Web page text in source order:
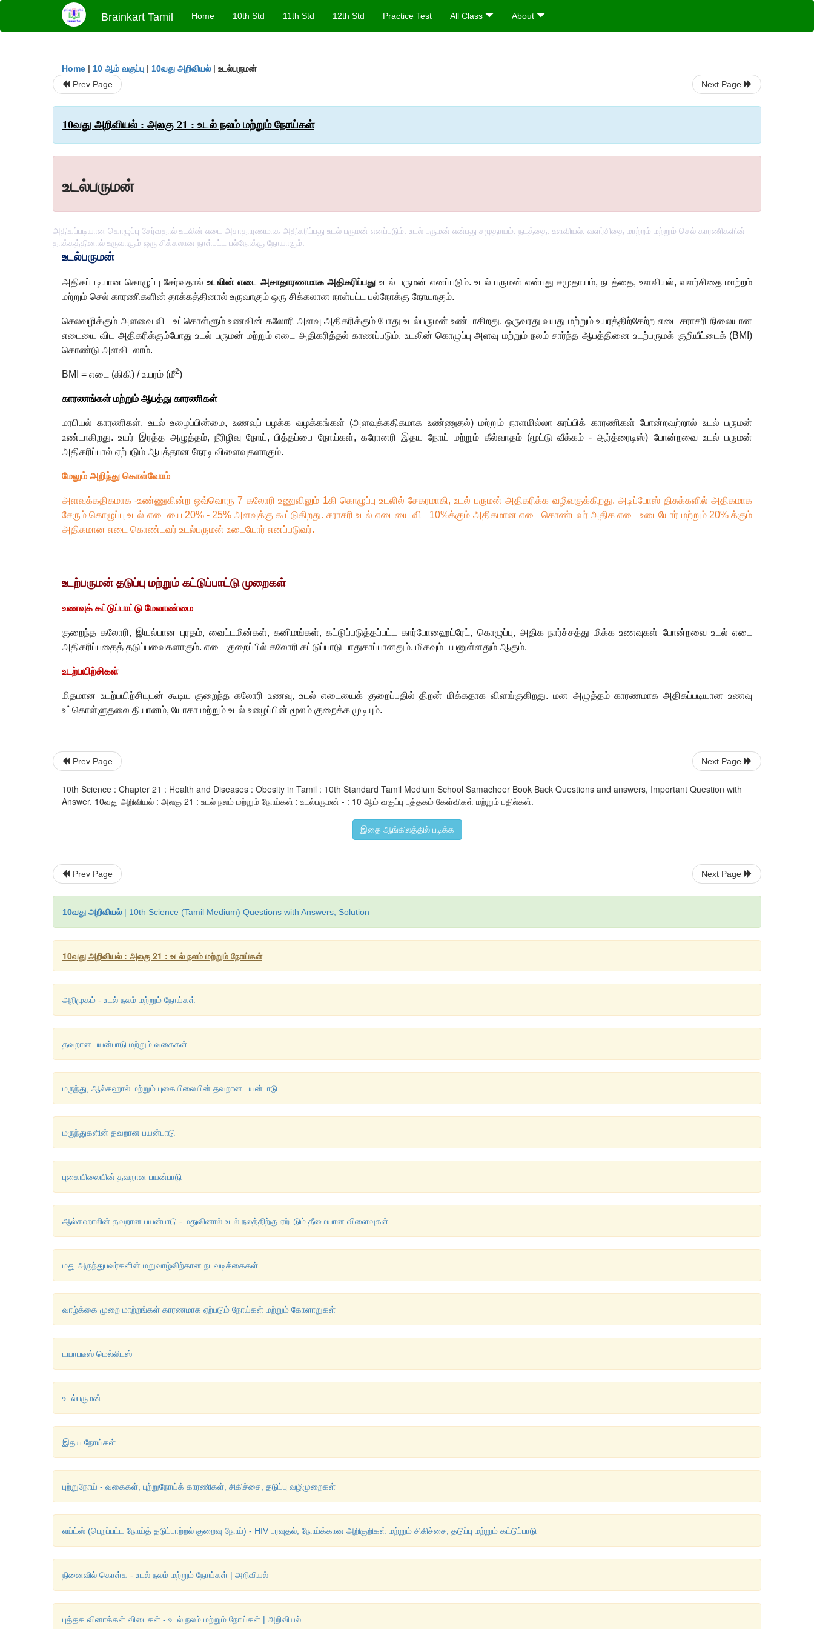
Brainkart Tamil Home 10th Std 11th Std 12th Std Practice Test All Class About
Home | 10 ஆம் வகுப்பு | 10வது அறிவியல் | உடல்பருமன்
Prev Page Next Page
10வது அறிவியல் : அலகு 21 : உடல் நலம் மற்றும் நோய்கள்
உடல்பருமன்
அதிகப்படியான கொழுப்பு சேர்வதால் உடலின் எடை அசாதாரணமாக அதிகரிப்பது உடல் பருமன் எனப்படும். உடல் பருமன் என்பது சமுதாயம், நடத்தை, உளவியல், வளர்சிதை மாற்றம் மற்றும் செல் காரணிகளின்
தாக்கத்தினால் உருவாகும் ஒரு சிக்கலான நாள்பட்ட பல்நோக்கு நோயாகும்.
உடல்பருமன்
அதிகப்படியான கொழுப்பு சேர்வதால்உடலின் எடை அசாதாரணமாக அதிகரிப்பது உடல் பருமன் எனப்படும். உடல் பருமன் என்பது சமுதாயம், நடத்தை, உளவியல், வளர்சிதை மாற்றம்
மற்றும் செல் காரணிகளின் தாக்கத்தினால் உருவாகும் ஒரு சிக்கலான நாள்பட்ட பல்நோக்கு நோயாகும்.
செலவழிக்கும் அளவை விட உட்கொள்ளும் உணவின் கலோரி அளவு அதிகரிக்கும் போது உடல்பருமன் உண்டாகிறது. ஒருவரது வயது மற்றும் உயரத்திற்கேற்ற எடை சராசரி நிலையான
எடையை விட அதிகரிக்கும்போது உடல் பருமன் மற்றும் எடை அதிகரித்தல் காணப்படும். உடலின் கொழுப்பு அளவு மற்றும் நலம் சார்ந்த ஆபத்தினை உடற்பருமக் குறியீட்டைக் (BMI)
கொண்டு அளவிடலாம்.
BMI = எடை (கிகி) / உயரம் (மீ2)
காரணங்கள் மற்றும் ஆபத்து காரணிகள்
மரபியல் காரணிகள், உடல் உழைப்பின்மை, உணவுப் பழக்க வழக்கங்கள் (அளவுக்கதிகமாக உண்ணுதல்) மற்றும் நாளமில்லா சுரப்பிக் காரணிகள் போன்றவற்றால் உடல் பருமன்
உண்டாகிறது. உயர் இரத்த அழுத்தம், நீரிழிவு நோய்,பித்தப்பை நோய்கள், கரோனரி இதய நோய் மற்றும் கீல்வாதம் (மூட்டு வீக்கம் - ஆர்த்ரைடிஸ்) போன்றவை உடல் பருமன்
அதிகரிப்பால் ஏற்படும் ஆபத்தான நேரடி விளைவுகளாகும்.
மேலும் அறிந்து கொள்வோம்
அளவுக்கதிகமாக -உண்ணுகின்ற ஒவ்வொரு7 கலோரி உணுவிலும் 1கி கொழுப்பு உடலில் சேகரமாகி,உடல் பருமன் அதிகரிக்க வழிவகுக்கிறது. அடிப்போஸ் திசுக்களில் அதிகமாக
சேரும் கொழுப்பு உடல் எடையை 20% - 25% அளவுக்கு கூட்டுகிறது. சராசரி உடல் எடையை விட 10%க்கும் அதிகமான எடை கொண்டவர் அதிக எடை உடையோர் மற்றும் 20%க்கும்
அதிகமான எடை கொண்டவர் உடல்பருமன் உடையோர் எனப்படுவர்.
உடற்பருமன் தடுப்பு மற்றும் கட்டுப்பாட்டு முறைகள்
உணவுக் கட்டுப்பாட்டு மேலாண்மை
குறைந்த கலோரி, இயல்பான புரதம், வைட்டமின்கள்,கனிமங்கள்,கட்டுப்படுத்தப்பட்ட கார்போஹைட்ரேட் , கொழுப்பு, அதிக நார்ச்சத்து மிக்க உணவுகள் போன்றவை உடல் எடை
அதிகரிப்பதைத் தடுப்பவைகளாகும். எடை குறைப்பில் கலோரி கட்டுப்பாடு பாதுகாப்பானதும், மிகவும் பயனுள்ளதும் ஆகும்.
உடற்பயிற்சிகள்
மிதமான உடற்பயிற்சியுடன் கூடிய குறைந்த கலோரி உணவு, உடல் எடையைக் குறைப்பதில் திறன் மிக்கதாக விளங்குகிறது. மன அழுத்தம் காரணமாக அதிகப்படியான உணவு
உட்கொள்ளுதலை தியானம், யோகா மற்றும் உடல் உழைப்பின் மூலம் குறைக்க முடியும்.
Prev Page Next Page
10th Science : Chapter 21 : Health and Diseases : Obesity in Tamil : 10th Standard Tamil Medium School Samacheer Book Back Questions and answers, Important Question with
Answer. 10வது அறிவியல் : அலகு 21 : உடல் நலம் மற்றும் நோய்கள் : உடல்பருமன் - : 10 ஆம் வகுப்பு புத்தகம் கேள்விகள் மற்றும் பதில்கள்.
இதை ஆங்கிலத்தில் படிக்க
Prev Page Next Page
10வது அறிவியல் | 10th Science (Tamil Medium) Questions with Answers, Solution
10வது அறிவியல் : அலகு 21 : உடல் நலம் மற்றும் நோய்கள்
அறிமுகம் - உடல் நலம் மற்றும் நோய்கள்
தவறான பயன்பாடு மற்றும் வகைகள்
மருந்து, ஆல்கஹால் மற்றும் புகையிலையின் தவறான பயன்பாடு
மருந்துகளின் தவறான பயன்பாடு
புகையிலையின் தவறான பயன்பாடு
ஆல்கஹாலின் தவறான பயன்பாடு - மதுவினால் உடல் நலத்திற்கு ஏற்படும் தீமையான விளைவுகள்
மது அருந்துபவர்களின் மறுவாழ்விற்கான நடவடிக்கைகள்
வாழ்க்கை முறை மாற்றங்கள் காரணமாக ஏற்படும் நோய்கள் மற்றும் கோளாறுகள்
டயாபடீஸ் மெல்லிடஸ்
உடல்பருமன்
இதய நோய்கள்
புற்றுநோய் - வகைகள், புற்றுநோய்க் காரணிகள், சிகிச்சை, தடுப்பு வழிமுறைகள்
எய்ட்ஸ் (பெறப்பட்ட நோய்த் தடுப்பாற்றல் குறைவு நோய்) - HIV பரவுதல், நோய்க்கான அறிகுறிகள் மற்றும் சிகிச்சை, தடுப்பு மற்றும் கட்டுப்பாடு
நினைவில் கொள்க - உடல் நலம் மற்றும் நோய்கள் | அறிவியல்
புத்தக வினாக்கள் விடைகள் - உடல் நலம் மற்றும் நோய்கள் | அறிவியல்